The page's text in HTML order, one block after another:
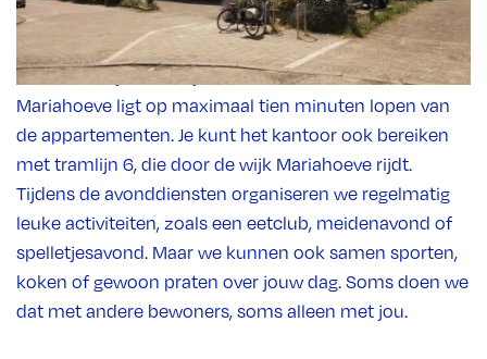
winkelcentrum, waar je onder andere supermarkten en
een drogist vindt. Ook een treinstation en een
tramhalte zijn dichtbij. Het kantoor van Middin-locatie
Mariahoeve ligt op maximaal tien minuten lopen van
de appartementen. Je kunt het kantoor ook bereiken
met tramlijn 6, die door de wijk Mariahoeve rijdt.
Tijdens de avonddiensten organiseren we regelmatig
leuke activiteiten, zoals een eetclub, meidenavond of
spelletjesavond. Maar we kunnen ook samen sporten,
koken of gewoon praten over jouw dag. Soms doen we
dat met andere bewoners, soms alleen met jou.